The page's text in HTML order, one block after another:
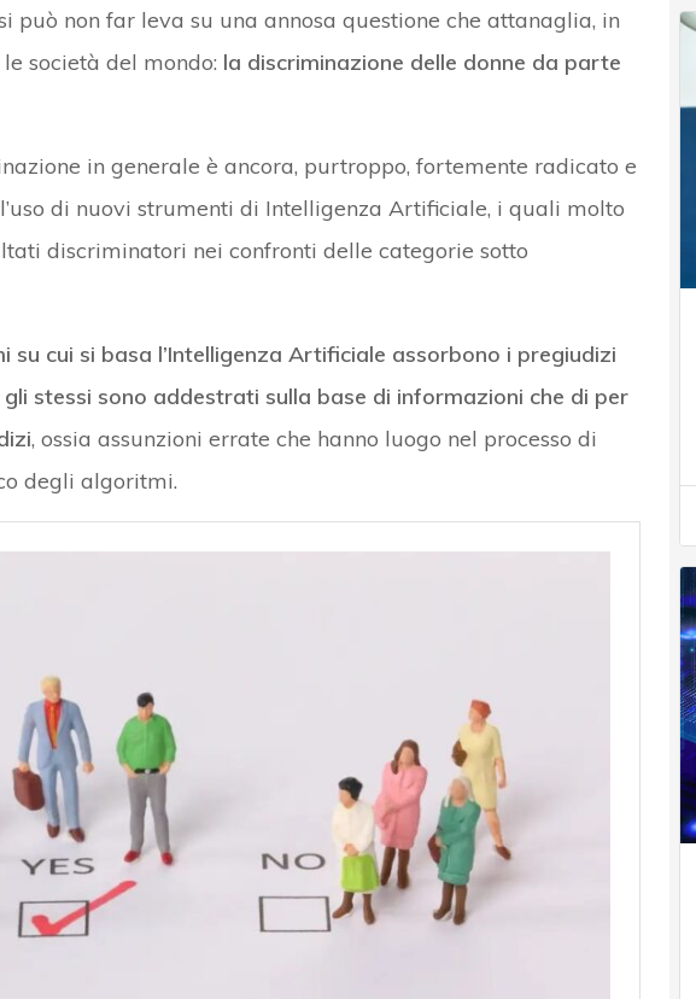
può non far leva su una annosa questione che attanaglia, in
società del mondo: la discriminazione delle donne da parte
in generale è ancora, purtroppo, fortemente radicato e
di nuovi strumenti di Intelligenza Artificiale, i quali molto
discriminatori nei confronti delle categorie sotto
su cui si basa l’Intelligenza Artificiale assorbono i pregiudizi
gli stessi sono addestrati sulla base di informazioni che di per
, ossia assunzioni errate che hanno luogo nel processo di
degli algoritmi.